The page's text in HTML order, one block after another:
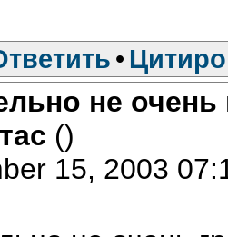
•
не
()
15, 2003